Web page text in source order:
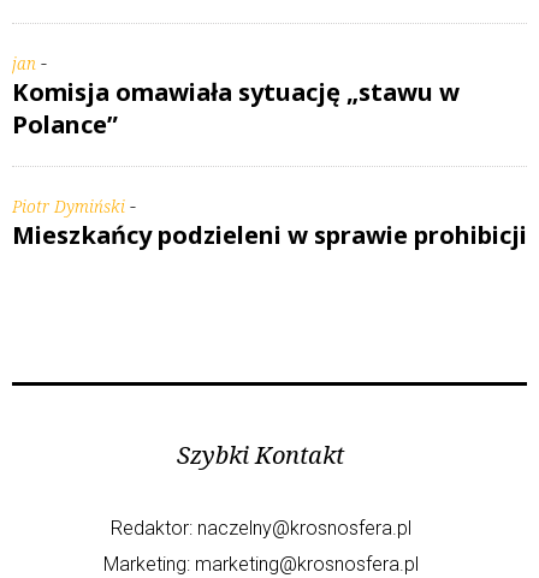
jan -
Komisja omawiała sytuację „stawu w
Polance”
Piotr Dymiński -
Mieszkańcy podzieleni w sprawie prohibicji
Szybki Kontakt
Redaktor: naczelny@krosnosfera.pl
Marketing: marketing@krosnosfera.pl